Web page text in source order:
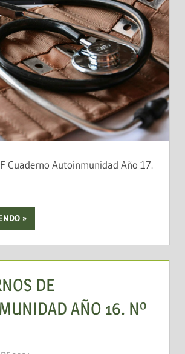
Cuaderno Autoinmunidad Año 17.
DE
AÑO 16. Nº